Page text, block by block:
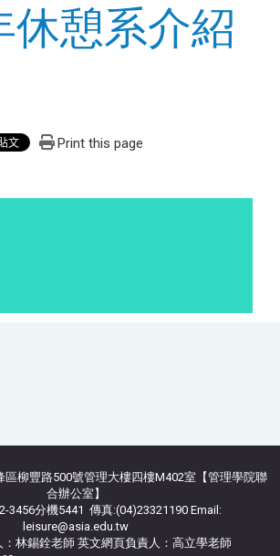
休憩系介紹
Print this page
區柳豐路500號管理大樓四樓M402室【管理學院聯
合辦公室】
3456分機5441 傳真:(04)23321190 Email:
leisure@asia.edu.tw
林錫銓老師 英文網頁負責人：高立學老師